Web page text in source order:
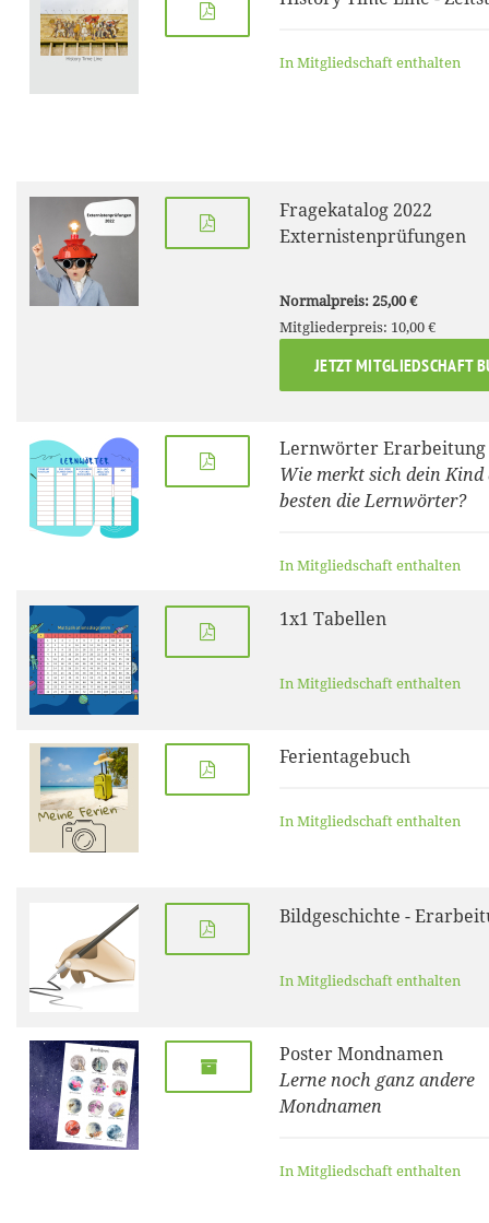
In Mitgliedschaft enthalten
Fragekatalog 2022
Externistenprüfungen
Normalpreis: 25,00 €
Mitgliederpreis: 10,00 €
JETZT MITGLIEDSCHAFT
Lernwörter Erarbeitung
Wie merkt sich dein Kind
besten die Lernwörter?
In Mitgliedschaft enthalten
1x1 Tabellen
In Mitgliedschaft enthalten
Ferientagebuch
In Mitgliedschaft enthalten
Bildgeschichte -
In Mitgliedschaft enthalten
Poster Mondnamen
Lerne noch ganz andere
Mondnamen
In Mitgliedschaft enthalten